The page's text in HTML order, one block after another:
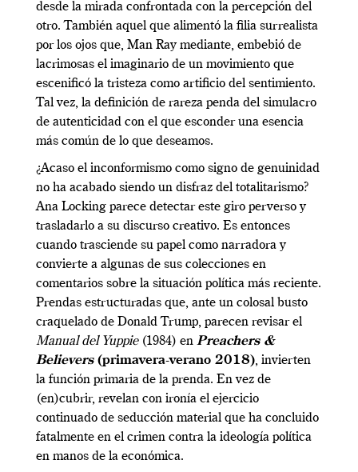
desde la mirada confrontada con la percepción del
otro. También aquel que alimentó la filia surrealista
por los ojos que, Man Ray mediante, embebió de
lacrimosas el imaginario de un movimiento que
escenificó la tristeza como artificio del sentimiento.
Tal vez, la definición de rareza penda del simulacro
de autenticidad con el que esconder una esencia
más común de lo que deseamos.
¿Acaso el inconformismo como signo de genuinidad
no ha acabado siendo un disfraz del totalitarismo?
Ana Locking parece detectar este giro perverso y
trasladarlo a su discurso creativo. Es entonces
cuando trasciende su papel como narradora y
convierte a algunas de sus colecciones en
comentarios sobre la situación política más reciente.
Prendas estructuradas que, ante un colosal busto
craquelado de Donald Trump, parecen revisar el
Manual del Yuppie(1984) en Preachers &
Believers (primavera-verano 2018), invierten
la función primaria de la prenda. En vez de
(en)cubrir, revelan con ironía el ejercicio
continuado de seducción material que ha concluido
fatalmente en el crimen contra la ideología política
en manos de la económica.